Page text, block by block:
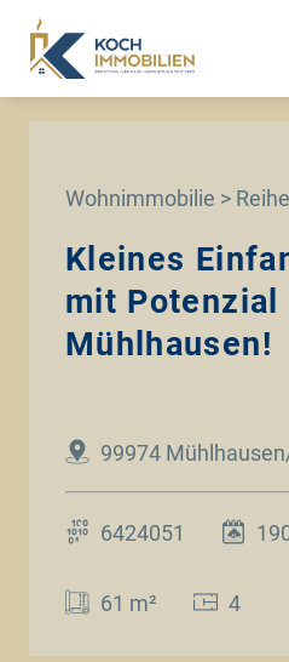
Wohnimmobilie >
Kleines
mit Potenzial
Mühlhausen!
99974
6424051
61 m² 4